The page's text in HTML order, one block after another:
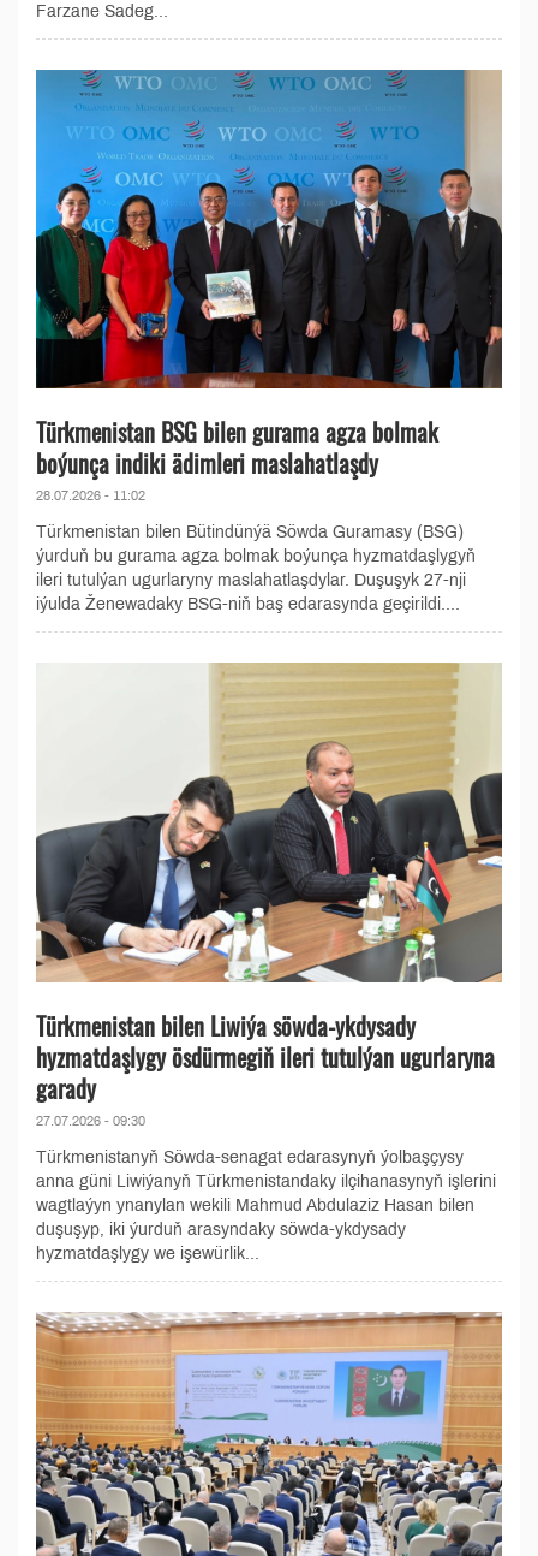
Farzane Sadeg...
Türkmenistan BSG bilen gurama agza bolmak
boýunça indiki ädimleri maslahatlaşdy
28.07.2026 - 11:02
Türkmenistan bilen Bütindünýä Söwda Guramasy (BSG)
ýurduň bu gurama agza bolmak boýunça hyzmatdaşlygyň
ileri tutulýan ugurlaryny maslahatlaşdylar. Duşuşyk 27-nji
iýulda Ženewadaky BSG-niň baş edarasynda geçirildi....
Türkmenistan bilen Liwiýa söwda-ykdysady
hyzmatdaşlygy ösdürmegiň ileri tutulýan ugurlaryna
garady
27.07.2026 - 09:30
Türkmenistanyň Söwda-senagat edarasynyň ýolbaşçysy
anna güni Liwiýanyň Türkmenistandaky ilçihanasynyň işlerini
wagtlaýyn ynanylan wekili Mahmud Abdulaziz Hasan bilen
duşuşyp, iki ýurduň arasyndaky söwda-ykdysady
hyzmatdaşlygy we işewürlik...